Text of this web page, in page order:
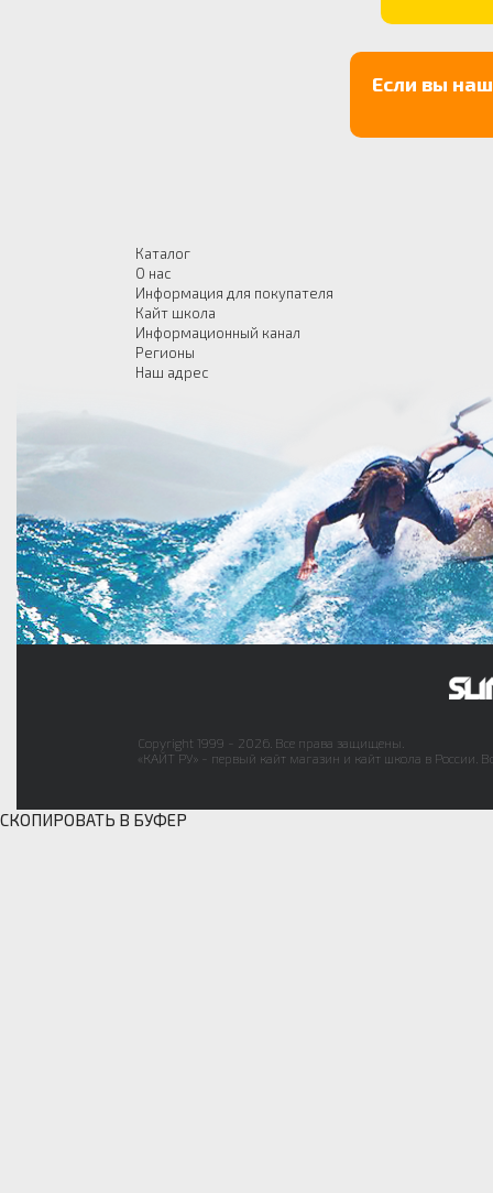
Если вы
Каталог
О нас
Информация для покупателя
Кайт школа
Информационный канал
Регионы
Наш адрес
Copyright 1999 - 2026. Все права защищены.
«КАЙТ РУ» - первый кайт магазин и кайт школа в России.
СКОПИРОВАТЬ В БУФЕР